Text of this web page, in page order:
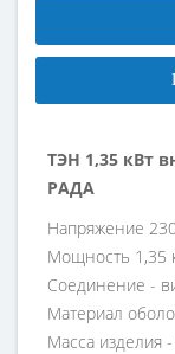
ТЭН 1,35 кВт
РАДА
Напряжение
Мощность 1,35
Соединение -
Материал
Масса изделия -